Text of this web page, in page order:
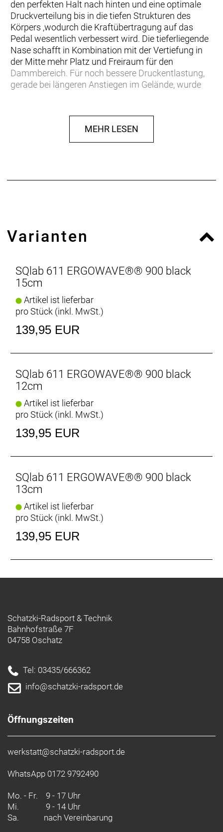
den perfekten Halt nach hinten und eine optimale
Druckverteilung bis in die tiefen Strukturen des
Körpers ,wodurch die Kraftübertragung auf das
Pedal wesentlich verbessert wird. Die tieferliegende
Nase schafft in Kombination mit der Vertiefung in
der Mitte mehr Platz und Freiraum für den
Dammbereich. Für noch bessere Druckentlastung,
gerade bei längeren Anstiegen im Gelände, wurde
möglichst großer Auflagefläche konzipiert. Das
Polstermaterial wurde speziell auf die
Anforderungen des MTB angepasst und verfügt
MEHR LESEN
Varianten
SQlab 611 ERGOWAVE®® 900 black
15cm
Artikel ist lieferbar
pro Stück (inkl. MwSt.)
139,95 EUR
SQlab 611 ERGOWAVE®® 900 black
12cm
Artikel ist lieferbar
pro Stück (inkl. MwSt.)
139,95 EUR
SQlab 611 ERGOWAVE®® 900 black
13cm
Artikel ist lieferbar
pro Stück (inkl. MwSt.)
139,95 EUR
Schatzki-Radsport & Technik
Bahnhofstraße 7F
04758 Oschatz
Tel: 03435/666362
info@schatzki-radsport.de
Öffnungszeiten
werkstatt@schatzki-radsport.de
WhatsApp 0172 9792490
Mo. - Fr. 9 - 17 Uhr
Mi.
9 - 14 Uhr
Sa.
nach Vereinbarung